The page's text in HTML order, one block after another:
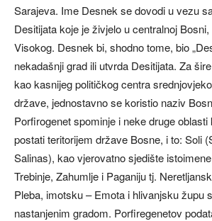
Sarajeva. Ime Desnek se dovodi u vezu
Desitijata koje je živjelo u centralnoj
Visokog. Desnek bi, shodno tome, bio
nekadašnji grad ili utvrda Desitijata. Za
kao kasnijeg političkog centra
države, jednostavno se koristio naziv
Porfirogenet spominje i neke druge
postati teritorijem države Bosne, i to: Soli
Salinas), kao vjerovatno sjedište
Trebinje, Zahumlje i Paganiju tj.
Pleba, imotsku – Emota i hlivanjsku župu
nastanjenim gradom. Porfiregenetov